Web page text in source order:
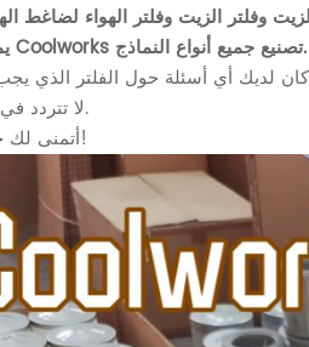
ستشارك شركة Coolworks في معرض التصنيع 2026 في تايلاند!
يمكن لشركة Coolworks تصنيع جميع أنواع النماذج.
لا تتردد في الاتصال بنا.
أتمنى لك حياة سعيدة!